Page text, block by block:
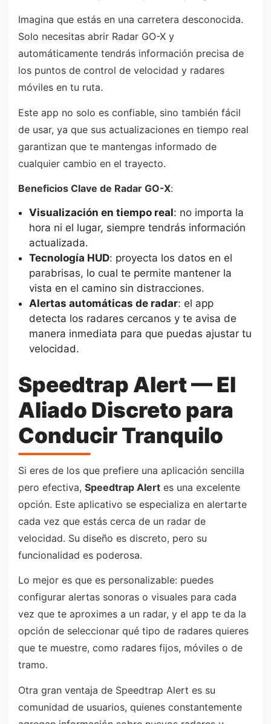
Imagina que estás en una carretera desconocida.
Solo necesitas abrir Radar GO-X y
automáticamente tendrás información precisa de
los puntos de control de velocidad y radares
móviles en tu ruta.
Este app no solo es confiable, sino también fácil
de usar, ya que sus actualizaciones en tiempo real
garantizan que te mantengas informado de
cualquier cambio en el trayecto.
Beneficios Clave de Radar GO-X:
Visualización en tiempo real: no importa la
hora ni el lugar, siempre tendrás información
actualizada.
Tecnología HUD: proyecta los datos en el
parabrisas, lo cual te permite mantener la
vista en el camino sin distracciones.
Alertas automáticas de radar: el app
detecta los radares cercanos y te avisa de
manera inmediata para que puedas ajustar tu
velocidad.
Speedtrap Alert — El
Aliado Discreto para
Conducir Tranquilo
Si eres de los que prefiere una aplicación sencilla
pero efectiva, Speedtrap Alert es una excelente
opción. Este aplicativo se especializa en alertarte
cada vez que estás cerca de un radar de
velocidad. Su diseño es discreto, pero su
funcionalidad es poderosa.
Lo mejor es que es personalizable: puedes
configurar alertas sonoras o visuales para cada
vez que te aproximes a un radar, y el app te da la
opción de seleccionar qué tipo de radares quieres
que te muestre, como radares fijos, móviles o de
tramo.
Otra gran ventaja de Speedtrap Alert es su
comunidad de usuarios, quienes constantemente